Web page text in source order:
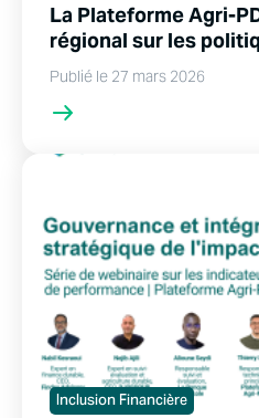
La Plateforme Agri-
régional sur les
Publié le 27 mars 2026
Inclusion Financière